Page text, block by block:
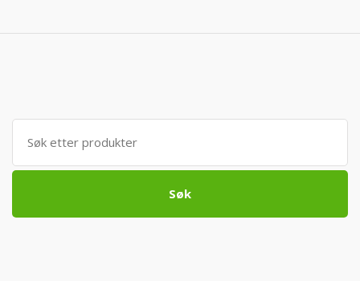
Søk
etter:
Søk